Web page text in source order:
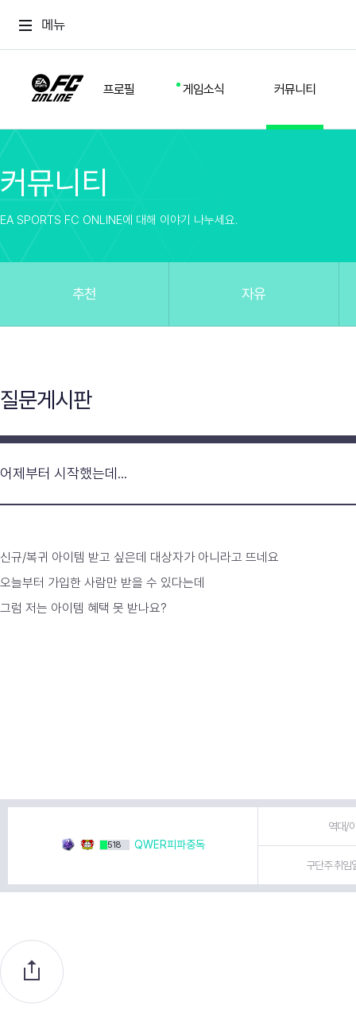
메뉴
프로필 게임소식 커뮤니티
스쿼드
커뮤니티
방명록
업데이트
유저 가이드
게임 플레이 버그 제보
커뮤니티
EA SPORTS FC ONLINE에 대해 이야기 나누세요.
추천 자유
질문게시판
어제부터 시작했는데...
신규/복귀 아이템 받고 싶은데 대상자가 아니라고 뜨네요
오늘부터 가입한 사람만 받을 수 있다는데
그럼 저는 아이템 혜택 못 받나요?
518 QWER피파중독
역대/
구단주 취임